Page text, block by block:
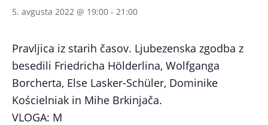
5. avgusta 2022 @ 19:00 - 21:00
Pravljica iz starih časov. Ljubezenska zgodba z
besedili Friedricha Hölderlina, Wolfganga
Borcherta, Else Lasker-Schüler, Dominike
Kościelniak in Mihe Brkinjača.
VLOGA: M